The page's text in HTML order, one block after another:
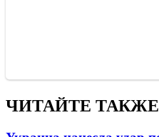
ЧИТАЙТЕ ТАКЖЕ